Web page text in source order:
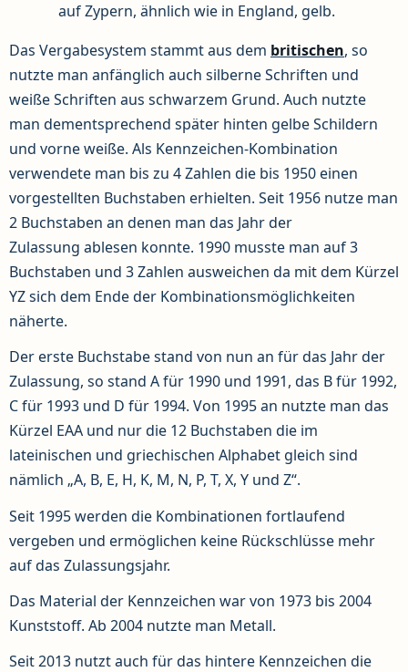
auf Zypern, ähnlich wie in England, gelb.
Das Vergabesystem stammt aus dem britischen, so
nutzte man anfänglich auch silberne Schriften und
weiße Schriften aus schwarzem Grund. Auch nutzte
man dementsprechend später hinten gelbe Schildern
und vorne weiße. Als Kennzeichen-Kombination
verwendete man bis zu 4 Zahlen die bis 1950 einen
vorgestellten Buchstaben erhielten. Seit 1956 nutze man
2 Buchstaben an denen man das Jahr der
Zulassung ablesen konnte. 1990 musste man auf 3
Buchstaben und 3 Zahlen ausweichen da mit dem Kürzel
YZ sich dem Ende der Kombinationsmöglichkeiten
näherte.
Der erste Buchstabe stand von nun an für das Jahr der
Zulassung, so stand A für 1990 und 1991, das B für 1992,
C für 1993 und D für 1994. Von 1995 an nutzte man das
Kürzel EAA und nur die 12 Buchstaben die im
lateinischen und griechischen Alphabet gleich sind
nämlich „A, B, E, H, K, M, N, P, T, X, Y und Z“.
Seit 1995 werden die Kombinationen fortlaufend
vergeben und ermöglichen keine Rückschlüsse mehr
auf das Zulassungsjahr.
Das Material der Kennzeichen war von 1973 bis 2004
Kunststoff. Ab 2004 nutzte man Metall.
Seit 2013 nutzt auch für das hintere Kennzeichen die